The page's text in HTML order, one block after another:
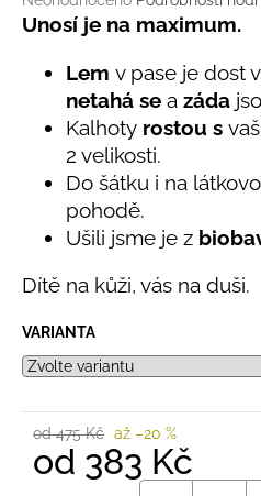
hodnocení
produktu
Unosí je na maximum.
Lem v pase je dost
netahá se a záda
Kalhoty rostou s
2 velikosti.
Do šátku i na
pohodě.
Ušili jsme je z
Dítě na kůži, vás na duši.
VARIANTA
od 475 Kč až –20 %
od 383 Kč
u
LETNÍ
RYCHLESCHNOUCÍ
KALHOTY
ŽLUTÉ
695
Kč